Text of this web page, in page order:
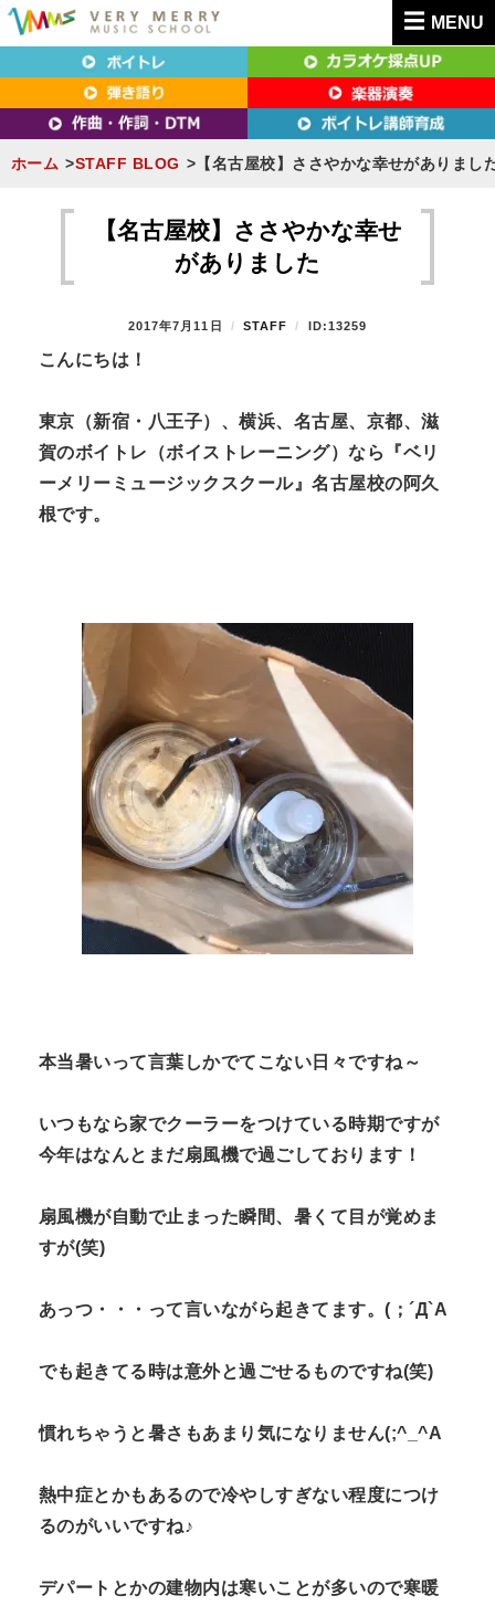
MENU
東京（新宿・八王子）・横浜・名古屋・京都で
「本気」になれるボイトレ教室｜VERY MERRY
MUSIC SCHOOL（ベリーメリー）
東京（新宿・八王子）・横浜・名古屋・京都で「本気」になれるボイトレ教室｜
VERY MERRY MUSIC SCHOOL（ベリーメリー）
ホーム STAFF BLOG 【名古屋校】ささやかな幸せがありまし
【名古屋校】ささやかな幸せ
がありました
P
S
D
O
2017年7月11日
B
STAFF ID:13259
こんにちは！
東京（新宿・八王子）、横浜、名古屋、京都、滋
賀のボイトレ（ボイストレーニング）なら『ベリ
ーメリーミュージックスクール』名古屋校の阿久
根です。
本当暑いって言葉しかでてこない日々ですね～
いつもなら家でクーラーをつけている時期ですが
今年はなんとまだ扇風機で過ごしております！
扇風機が自動で止まった瞬間、暑くて目が覚めま
すが(笑)
あっつ・・・って言いながら起きてます。(；´Д`A
でも起きてる時は意外と過ごせるものですね(笑)
慣れちゃうと暑さもあまり気になりません(;^_^A
熱中症とかもあるので冷やしすぎない程度につけ
るのがいいですね♪
デパートとかの建物内は寒いことが多いので寒暖